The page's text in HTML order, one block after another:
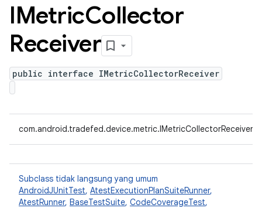
IMetricCollector
Receiver
public interface IMetricCollectorReceiver
com.android.tradefed.device.metric.IMetricCollectorReceiver
Subclass tidak langsung yang umum
AndroidJUnitTest, AtestExecutionPlanSuiteRunner,
AtestRunner, BaseTestSuite, CodeCoverageTest,